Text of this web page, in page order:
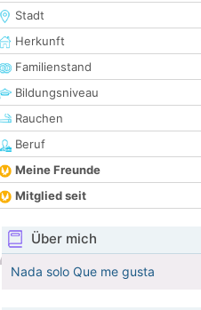
Stadt
Herkunft
Familienstand
Bildungsniveau
Rauchen
Beruf
Meine Freunde
Mitglied seit
Über mich
Nada solo Que me gusta